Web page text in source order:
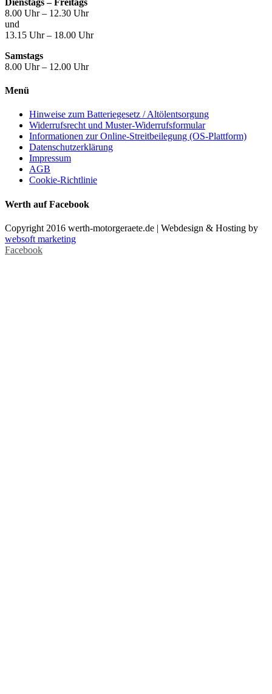
8.00 Uhr – 12.30 Uhr
und
13.15 Uhr – 18.00 Uhr
Samstags
8.00 Uhr – 12.00 Uhr
Menü
Hinweise zum Batteriegesetz / Altölentsorgung
Widerrufsrecht und Muster-Widerrufsformular
Informationen zur Online-Streitbeilegung (OS-Plattform)
Datenschutzerklärung
Impressum
AGB
Cookie-Richtlinie
Werth auf Facebook
Copyright 2016 werth-motorgeraete.de | Webdesign & Hosting by
websoft marketing
Facebook